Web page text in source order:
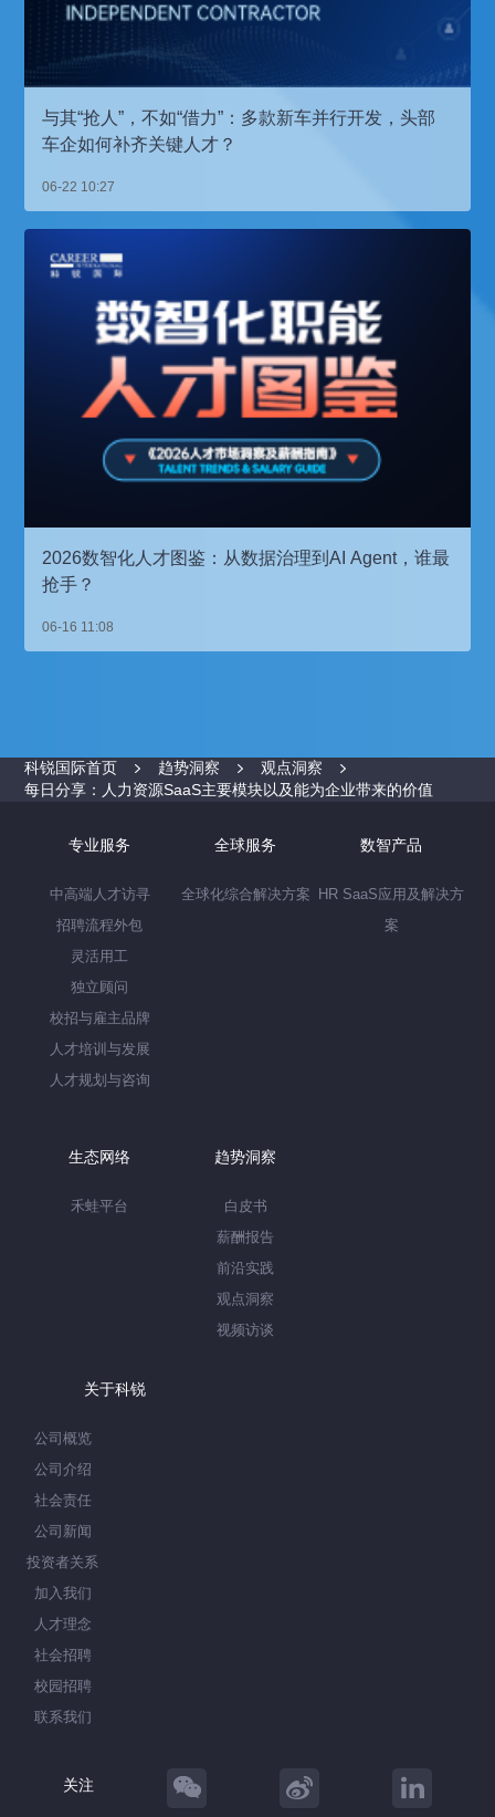
与其“抢人”，不如“借力”：多款新车并行开发，头部
车企如何补齐关键人才？
06-22 10:27
2026数智化人才图鉴：从数据治理到AI Agent，谁最
抢手？
06-16 11:08
科锐国际首页 趋势洞察
观点洞察
每日分享：人力资源SaaS主要模块以及能为企业带来的价值
专业服务
中高端人才访寻
招聘流程外包
灵活用工
独立顾问
校招与雇主品牌
人才培训与发展
人才规划与咨询
全球服务
全球化综合解决方案
数智产品
HR SaaS应用及解决方
案
生态网络
禾蛙平台
趋势洞察
白皮书
薪酬报告
前沿实践
观点洞察
视频访谈
关于科锐
公司概览
公司介绍
社会责任
公司新闻
投资者关系
加入我们
人才理念
社会招聘
校园招聘
联系我们
关注